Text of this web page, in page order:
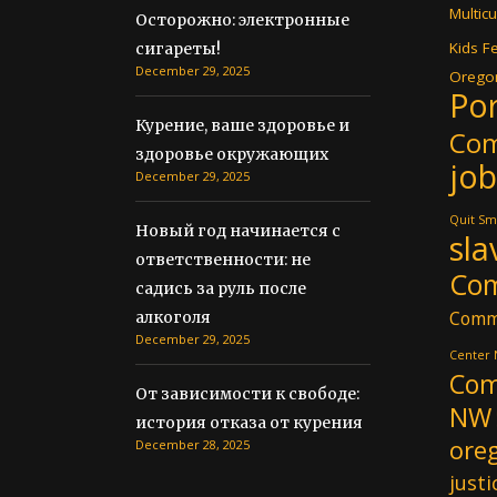
Осторожно: электронные
сигареты!
December 29, 2025
Курение, ваше здоровье и
здоровье окружающих
December 29, 2025
Новый год начинается с
ответственности: не
садись за руль после
алкоголя
December 29, 2025
От зависимости к свободе:
история отказа от курения
December 28, 2025
Kids
Quit
Center
NW